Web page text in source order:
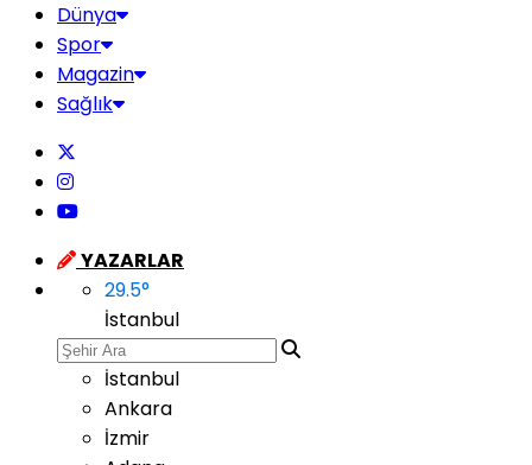
Dünya
Spor
Magazin
Sağlık
YAZARLAR
29.5°
İstanbul
İstanbul
Ankara
İzmir